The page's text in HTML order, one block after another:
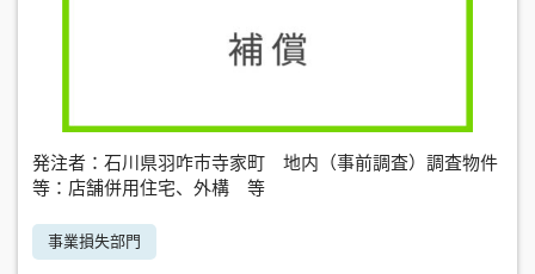
発注者：石川県羽咋市寺家町 地内（事前調査）調査物件
等：店舗併用住宅、外構 等
事業損失部門